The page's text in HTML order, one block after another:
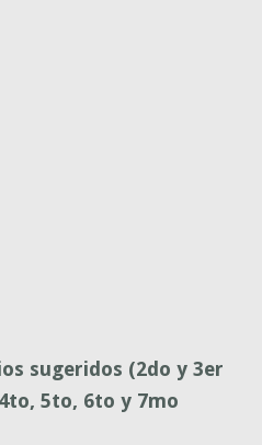
sugeridos (2do y 3er
5to, 6to y 7mo